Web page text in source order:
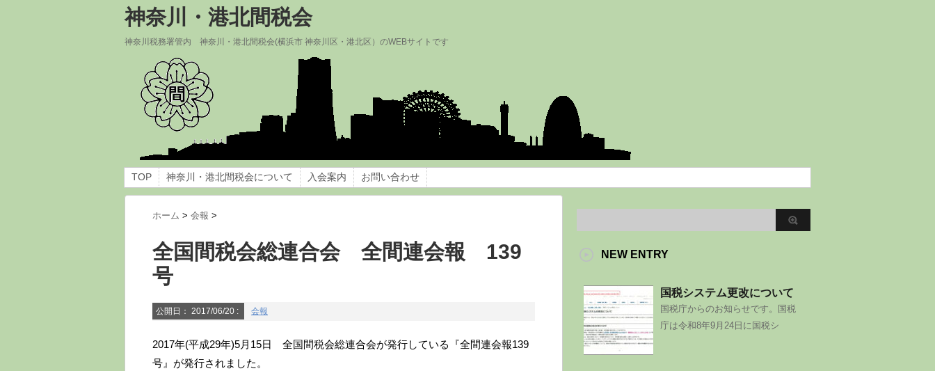
神奈川・港北間税会
神奈川税務署管内 神奈川・港北間税会(横浜市 神奈川区・港北区）のWEBサイトです
TOP 神奈川・港北間税会について 入会案内 お問い合わせ
ホーム > 会報 >
全国間税会総連合会 全間連会報 139
号
公開日： 2017/06/20 : 会報
2017年(平成29年)5月15日 全国間税会総連合会が発行している『全間連会報139
号』が発行されました。
NEW ENTRY
国税システム更改について
国税庁からのお知らせです。国税
庁は令和8年9月24日に国税シ